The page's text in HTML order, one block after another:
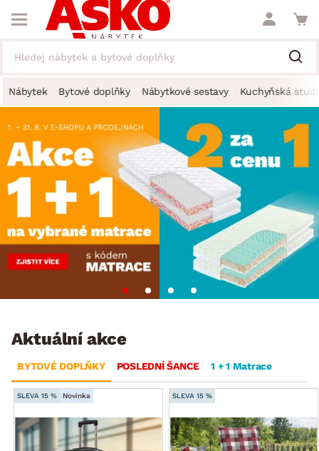
Nábytek Bytové doplňky Nábytkové sestavy Kuchyňská
Aktuální akce
BYTOVÉ DOPLŇKY POSLEDNÍ ŠANCE 1 + 1 Matrace
SLEVA 15 % Novinka SLEVA 15 %